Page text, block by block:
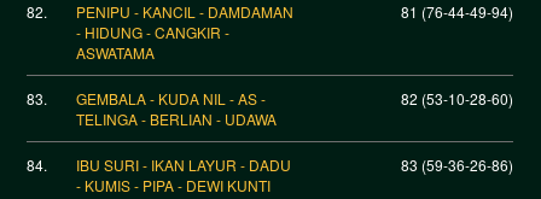
82.
PENIPU - KANCIL - DAMDAMAN
- HIDUNG - CANGKIR -
ASWATAMA
81 (76-44-49-94)
83.
GEMBALA - KUDA NIL - AS -
TELINGA - BERLIAN - UDAWA
82 (53-10-28-60)
84.
IBU SURI - IKAN LAYUR - DADU
- KUMIS - PIPA - DEWI KUNTI
83 (59-36-26-86)